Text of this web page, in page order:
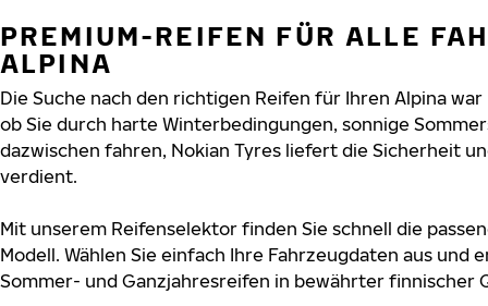
PREMIUM-REIFEN FÜR ALLE
ALPINA
Die Suche nach den richtigen Reifen für Ihren Alpina war
ob Sie durch harte Winterbedingungen, sonnige
dazwischen fahren, Nokian Tyres liefert die Sicherheit
verdient.
Mit unserem Reifenselektor finden Sie schnell die
Modell. Wählen Sie einfach Ihre Fahrzeugdaten aus und
Sommer- und Ganzjahresreifen in bewährter finnischer